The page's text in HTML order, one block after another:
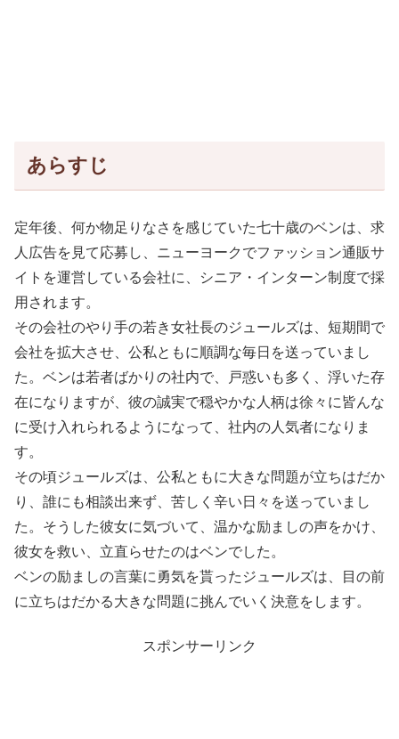
あらすじ
定年後、何か物足りなさを感じていた七十歳のベンは、求
人広告を見て応募し、ニューヨークでファッション通販サ
イトを運営している会社に、シニア・インターン制度で採
用されます。
その会社のやり手の若き女社長のジュールズは、短期間で
会社を拡大させ、公私ともに順調な毎日を送っていまし
た。ベンは若者ばかりの社内で、戸惑いも多く、浮いた存
在になりますが、彼の誠実で穏やかな人柄は徐々に皆んな
に受け入れられるようになって、社内の人気者になりま
す。
その頃ジュールズは、公私ともに大きな問題が立ちはだか
り、誰にも相談出来ず、苦しく辛い日々を送っていまし
た。そうした彼女に気づいて、温かな励ましの声をかけ、
彼女を救い、立直らせたのはベンでした。
ベンの励ましの言葉に勇気を貰ったジュールズは、目の前
に立ちはだかる大きな問題に挑んでいく決意をします。
スポンサーリンク